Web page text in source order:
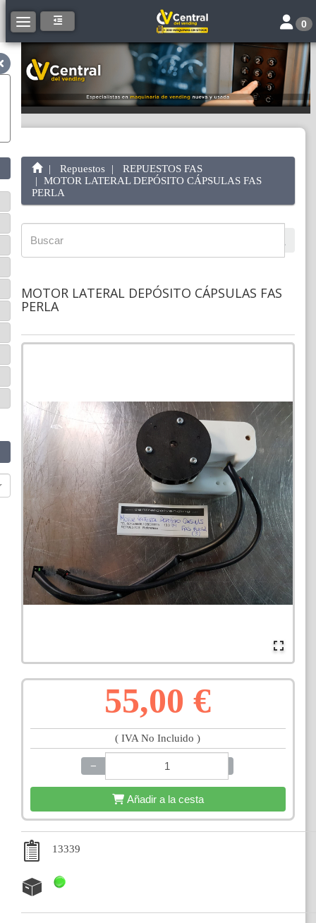
Toggle navigation Toggle
0
Repuestos
REPUESTOS FAS
MOTOR LATERAL DEPÓSITO CÁPSULAS FAS
PERLA
MOTOR LATERAL DEPÓSITO CÁPSULAS FAS
PERLA
55,00 €
( IVA No Incluido )
−
Añadir a la cesta
13339